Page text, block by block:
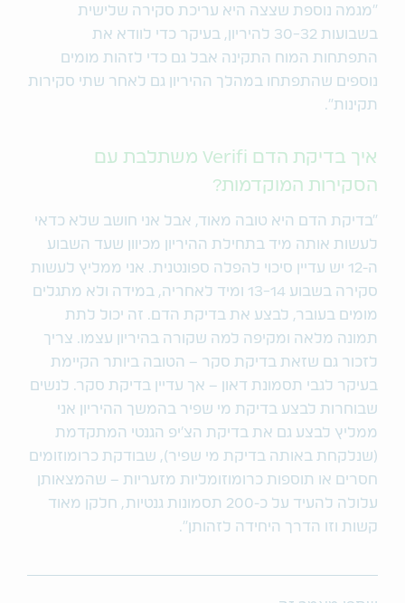
"מגמה נוספת שצצה היא עריכת סקירה שלישית
בשבועות 30-32 להיריון, בעיקר כדי לוודא את
התפתחות המוח התקינה אבל גם כדי לזהות מומים
נוספים שהתפתחו במהלך ההיריון גם לאחר שתי סקירות
תקינות".
איך בדיקת הדם Verifi משתלבת עם
הסקירות המוקדמות?
"בדיקת הדם היא טובה מאוד, אבל אני חושב שלא כדאי
לעשות אותה מיד בתחילת ההיריון מכיוון שעד השבוע
ה-12 יש עדיין סיכוי להפלה ספונטנית. אני ממליץ לעשות
סקירה בשבוע 13-14 ומיד לאחריה, במידה ולא מתגלים
מומים בעובר, לבצע את בדיקת הדם. זה יכול לתת
תמונה מלאה ומקיפה למה שקורה בהיריון עצמו. צריך
לזכור גם שזאת בדיקת סקר – הטובה ביותר הקיימת
בעיקר לגבי תסמונת דאון – אך עדיין בדיקת סקר. לנשים
שבוחרות לבצע בדיקת מי שפיר בהמשך ההיריון אני
ממליץ לבצע גם את בדיקת הצ'יפ הגנטי המתקדמת
(שנלקחת באותה בדיקת מי שפיר), שבודקת כרומוזומים
חסרים או תוספות כרומוזומליות מזעריות – שהמצאותן
עלולה להעיד על כ-200 תסמונות גנטיות, חלקן מאוד
קשות וזו הדרך היחידה לזהותן".